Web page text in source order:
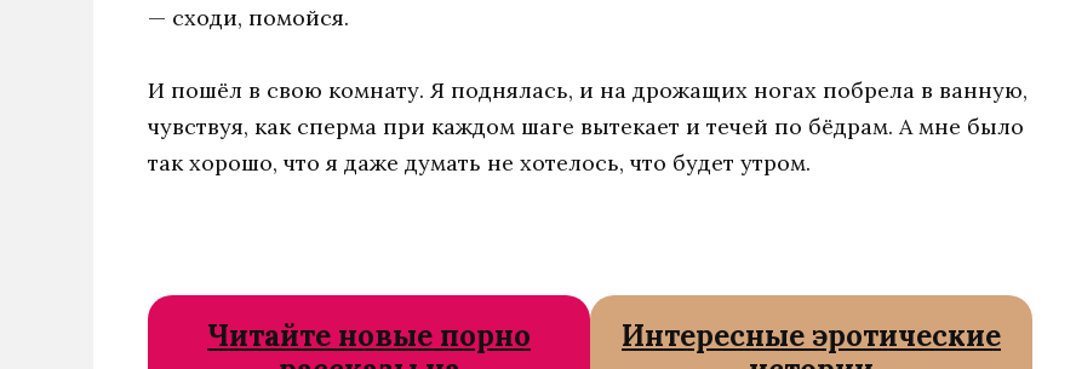
— сходи, помойся.
И пошёл в свою комнату. Я поднялась, и на дрожащих ногах побрела в ванную,
чувствуя, как сперма при каждом шаге вытекает и течей по бёдрам. A мне было
так хорошо, что я даже думать не хотелось, что будет утром.
Читайте новые порно
Интересные эротические